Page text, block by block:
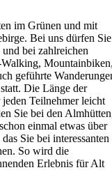
im Grünen und mit
Bei uns dürfen Sie
bei zahlreichen
geführte
Die Länge der
Teilnehmer leicht
Sie bei den
einmal etwas über
Sie bei interessanten
So wird die
Erlebnis für Alt